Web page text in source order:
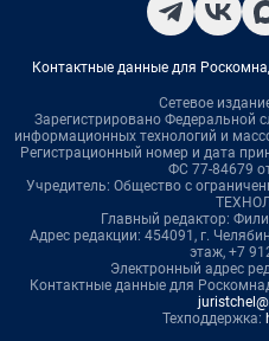
Контактные данные для
Сетевое
Зарегистрировано Федеральной
информационных технологий и
Регистрационный номер и дата
ФС 77-84679
Учредитель: Общество с
Главный редактор:
Адрес редакции: 454091, г.
этаж, +7
Электронный адрес
Контактные данные для
Техподдержка: